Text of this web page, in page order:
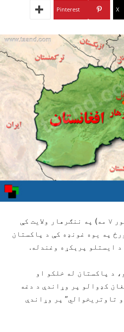
X
Pinterest
تاند (یکشنبه، د غويي/ ثور ۷ مه) په ننګرهار ولایت کې
په یوه غونډه کې د پاکستان
ایستلو پرېکړه وغندله.
د پاکستان له خلکو او
کډوالو پر وړاندې د دغه
تاوتریخوالي” پر وړاندې